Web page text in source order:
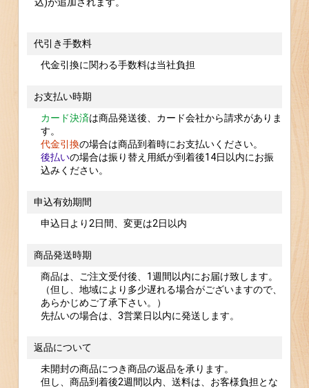
代引き手数料
代金引換に関わる手数料は当社負担
お支払い時期
カード決済は商品発送後、カード会社から請求がありま
す。
代金引換の場合は商品到着時にお支払いください。
後払いの場合は振り替え用紙が到着後14日以内にお振
込みください。
申込有効期間
申込日より2日間、変更は2日以内
商品発送時期
商品は、ご注文受付後、1週間以内にお届け致します。
（但し、地域により多少遅れる場合がございますので、
あらかじめご了承下さい。）
先払いの場合は、3営業日以内に発送します。
返品について
未開封の商品につき商品の返品を承ります。
但し、商品到着後2週間以内、送料は、お客様負担とな